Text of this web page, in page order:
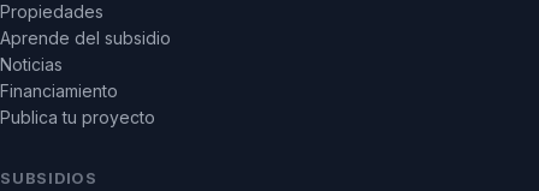
Propiedades
Aprende del subsidio
Noticias
Financiamiento
Publica tu proyecto
SUBSIDIOS